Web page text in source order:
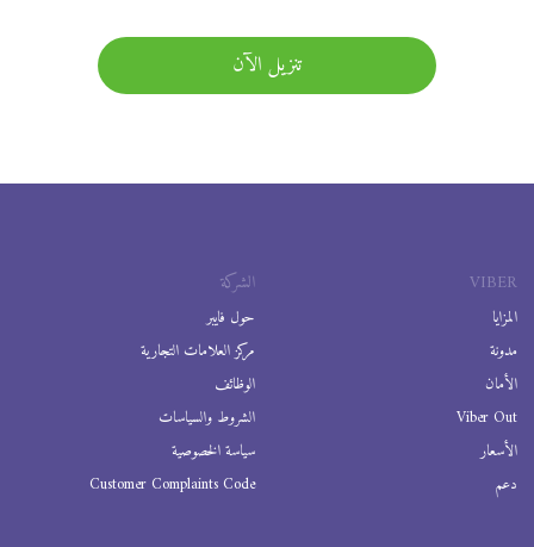
تنزيل الآن
VIBER
المزايا
مدونة
الأمان
Viber Out
الأسعار
دعم
الشركة
حول فايبر
مركز العلامات التجارية
الوظائف
الشروط والسياسات
سياسة الخصوصية
Customer Complaints Code